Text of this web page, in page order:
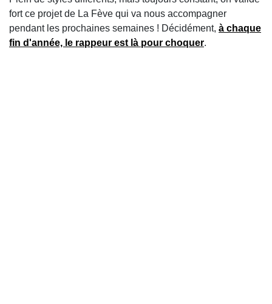
fort ce projet de La Fève qui va nous accompagner
pendant les prochaines semaines ! Décidément, à chaque
fin d'année, le rappeur est là pour choquer.